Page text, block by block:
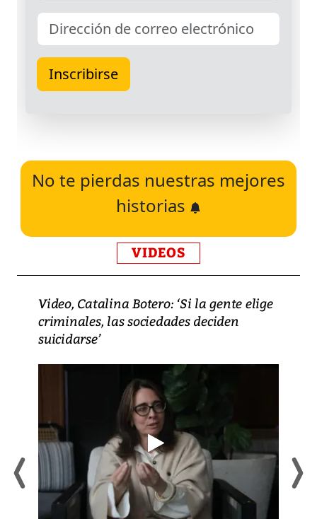
No te pierdas nuestras mejores
historias
VIDEOS
Video, Catalina Botero: ‘Si la gente elige
criminales, las sociedades deciden
suicidarse’